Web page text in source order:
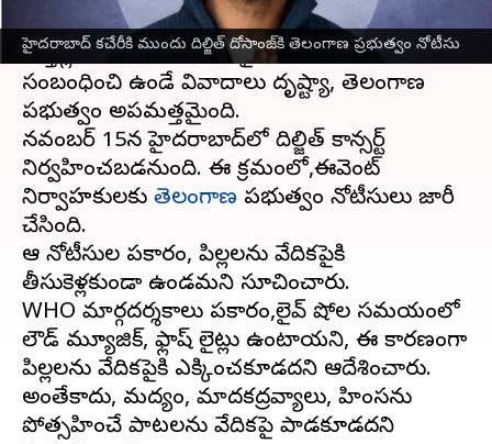
హైదరాబాద్ కచేరీకి ముందు దిల్జిత్ దోసాంజ్‌కి తెలంగాణ ప్రభుత్వం నోటీసు
ప్రముఖ పంజాబీ గాయకుడు దిల్జిత్ దోశాంజ్ మళ్లీ
వార్తల్లో నిలిచారు.ఆయన లైవ్ షోలతో పాటు వాటికీ
సంబంధించి ఉండే వివాదాలు దృష్ట్యా, తెలంగాణ
ప్రభుత్వం అప్రమత్తమైంది.
నవంబర్ 15న హైదరాబాద్‌లో దిల్జిత్ కాన్సర్ట్
నిర్వహించబడనుంది. ఈ క్రమంలో,ఈవెంట్
నిర్వాహకులకు తెలంగాణ ప్రభుత్వం నోటీసులు జారీ
చేసింది.
ఆ నోటీసుల ప్రకారం, పిల్లలను వేదికపైకి
తీసుకెళ్లకుండా ఉండమని సూచించారు.
WHO మార్గదర్శకాలు ప్రకారం,లైవ్ షోల సమయంలో
లౌడ్ మ్యూజిక్, ఫ్లాష్ లైట్లు ఉంటాయని, ఈ కారణంగా
పిల్లలను వేదికపైకి ఎక్కించకూడదని ఆదేశించారు.
అంతేకాదు, మద్యం, మాదకద్రవ్యాలు, హింసను
ప్రోత్సహించే పాటలను వేదికపై పాడకూడదని